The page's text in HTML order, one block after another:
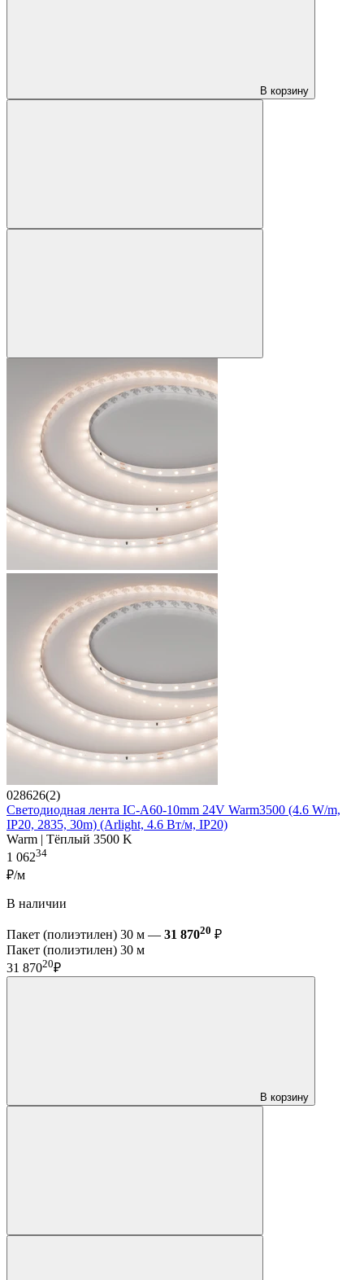
В корзину
028626(2)
Светодиодная лента IC-A60-10mm 24V Warm3500 (4.6 W/m,
IP20, 2835, 30m) (Arlight, 4.6 Вт/м, IP20)
Warm | Тёплый 3500 K
1 06234
₽/м
В наличии
Пакет (полиэтилен) 30 м — 31 87020 ₽
Пакет (полиэтилен) 30 м
31 87020₽
В корзину